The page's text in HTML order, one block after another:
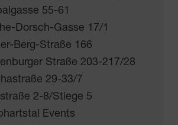
55-61
Dorsch-Gasse 17/1
Berg-Straße 166
Straße 203-217/28
29-33/7
2-8/Stiege 5
Events